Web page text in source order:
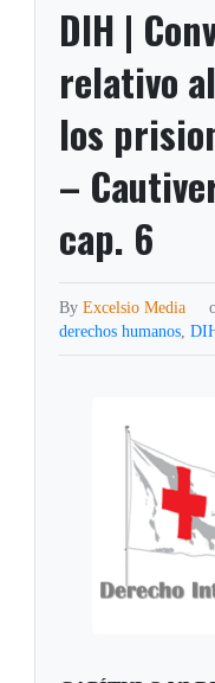
DIH |
relativo
los
–
cap. 6
ByExcelsio Media
derechos humanos,